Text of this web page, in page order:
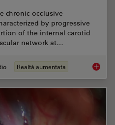
chronic occlusive
by progressive
of the internal carotid
network at…
Realtà aumentata How